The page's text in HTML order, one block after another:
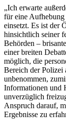
„Ich erwarte
für eine Aufhebung
einsetzt. Es ist der
hinsichtlich seiner
Behörden –
einer breiten
möglich, die
Bereich der Polizei
unbenommen,
Informationen und
unverzüglich
Anspruch darauf,
Ergebnisse zu